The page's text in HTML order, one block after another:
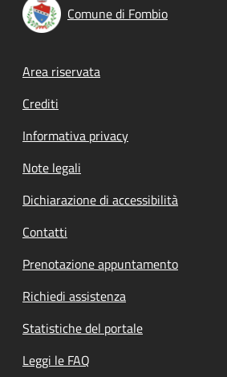
Comune di Fombio
Footer menu
Area riservata
Crediti
Informativa privacy
Note legali
Dichiarazione di accessibilità
Contatti
Prenotazione appuntamento
Richiedi assistenza
Statistiche del portale
Leggi le FAQ